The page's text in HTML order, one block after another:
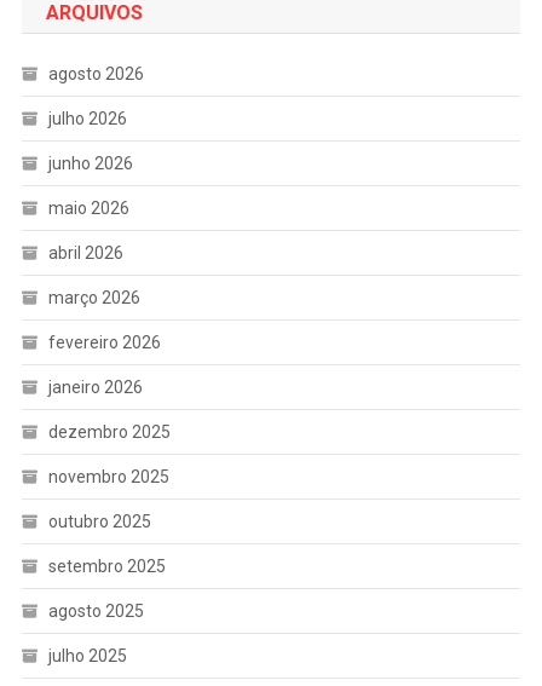
ARQUIVOS
agosto 2026
julho 2026
junho 2026
maio 2026
abril 2026
março 2026
fevereiro 2026
janeiro 2026
dezembro 2025
novembro 2025
outubro 2025
setembro 2025
agosto 2025
julho 2025